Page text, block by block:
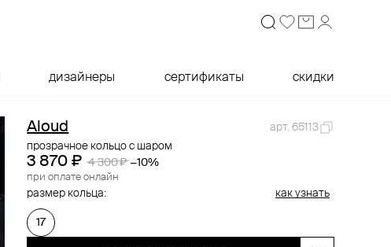
дизайнеры сертификаты скидки
Aloud
арт. 65113
прозрачное кольцо с шаром
3 870 ₽ 4 300 ₽ −10%
при оплате онлайн
размер кольца: как узнать
17